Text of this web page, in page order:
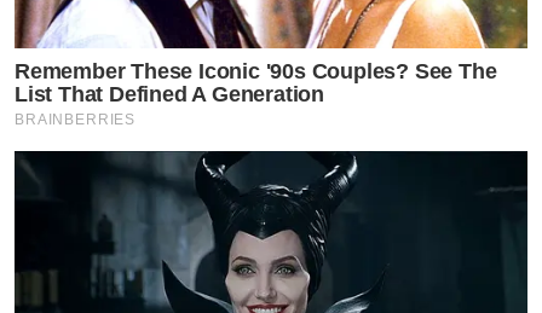
Remember These Iconic '90s Couples? See The
List That Defined A Generation
BRAINBERRIES